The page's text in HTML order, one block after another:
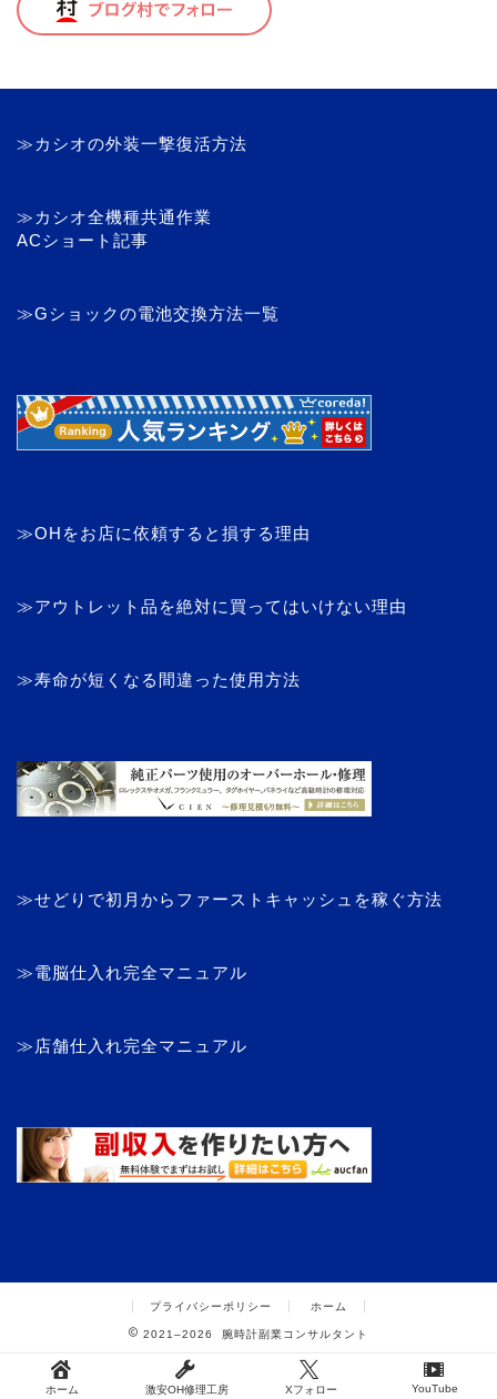
≫カシオの外装一撃復活方法
≫カシオ全機種共通作業
ACショート記事
≫Gショックの電池交換方法一覧
≫OHをお店に依頼すると損する理由
≫アウトレット品を絶対に買ってはいけない理由
≫寿命が短くなる間違った使用方法
≫せどりで初月からファーストキャッシュを稼ぐ方法
≫電脳仕入れ完全マニュアル
≫店舗仕入れ完全マニュアル
プライバシーポリシー ホーム
2021–2026 腕時計副業コンサルタント
ホーム 激安OH修理工房 Xフォロー YouTube